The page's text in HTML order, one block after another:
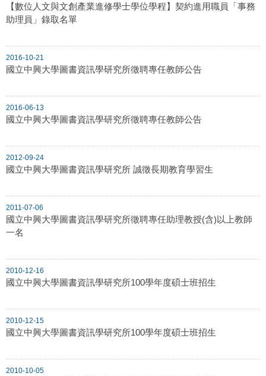
【數位人文與文創產業進修學士學位學程】契約進用職員「事務
助理員」錄取名單
2016-10-21
國立中興大學圖書資訊學研究所徵聘專任教師公告
2016-06-13
國立中興大學圖書資訊學研究所徵聘專任教師公告
2012-09-24
國立中興大學圖書資訊學研究所 誠徵長期教育學習生
2011-07-06
國立中興大學圖書資訊學研究所徵聘專任助理教授(含)以上教師
一名
2010-12-16
國立中興大學圖書資訊學研究所100學年度碩士班招生
2010-12-15
國立中興大學圖書資訊學研究所100學年度碩士班招生
2010-10-05